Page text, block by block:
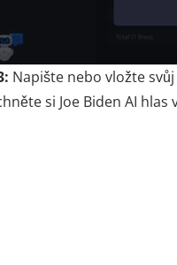
Napište nebo vložte
si Joe Biden AI